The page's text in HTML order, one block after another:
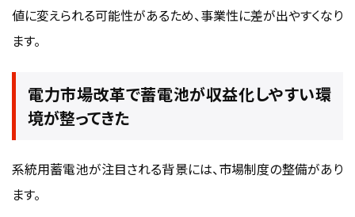
値に変えられる可能性があるため、事業性に差が出やすくなり
ます。
電力市場改革で蓄電池が収益化しやすい環
境が整ってきた
系統用蓄電池が注目される背景には、市場制度の整備があり
ます。